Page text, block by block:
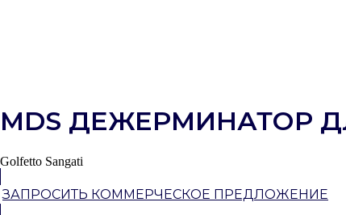
MDS ДЕЖЕРМИНАТОР
Golfetto Sangati
ЗАПРОСИТЬ КОММЕРЧЕСКОЕ ПРЕДЛОЖЕНИЕ